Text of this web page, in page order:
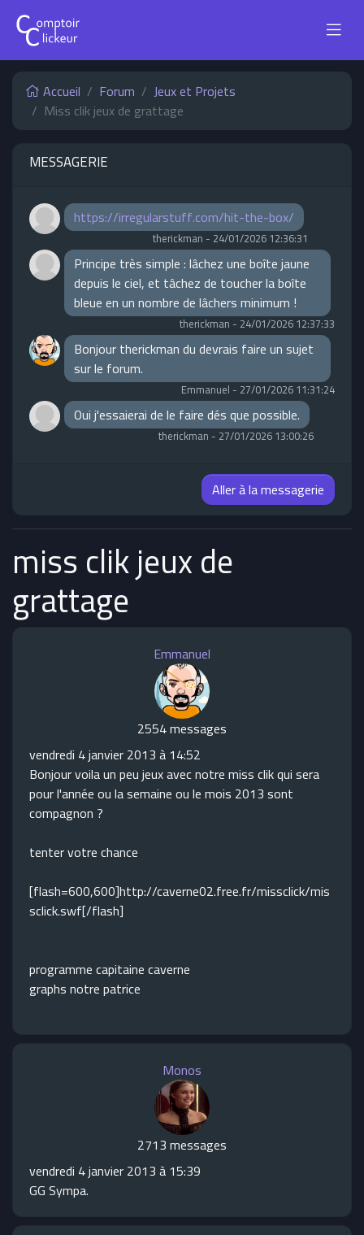
Accueil Forum
Jeux et Projets
Miss clik jeux de grattage
MESSAGERIE
https://irregularstuff.com/hit-the-box/
therickman - 24/01/2026 12:36:31
Principe très simple : lâchez une boîte jaune
depuis le ciel, et tâchez de toucher la boîte
bleue en un nombre de lâchers minimum !
therickman - 24/01/2026 12:37:33
Bonjour therickman du devrais faire un sujet
sur le forum.
Emmanuel - 27/01/2026 11:31:24
Oui j'essaierai de le faire dés que possible.
therickman - 27/01/2026 13:00:26
Aller à la messagerie
miss clik jeux de
grattage
Emmanuel
2554 messages
vendredi 4 janvier 2013 à 14:52
Bonjour voila un peu jeux avec notre miss clik qui sera
pour l'année ou la semaine ou le mois 2013 sont
compagnon ?
tenter votre chance
[flash=600,600]http://caverne02.free.fr/missclick/mis
sclick.swf[/flash]
programme capitaine caverne
graphs notre patrice
Monos
2713 messages
vendredi 4 janvier 2013 à 15:39
GG Sympa.